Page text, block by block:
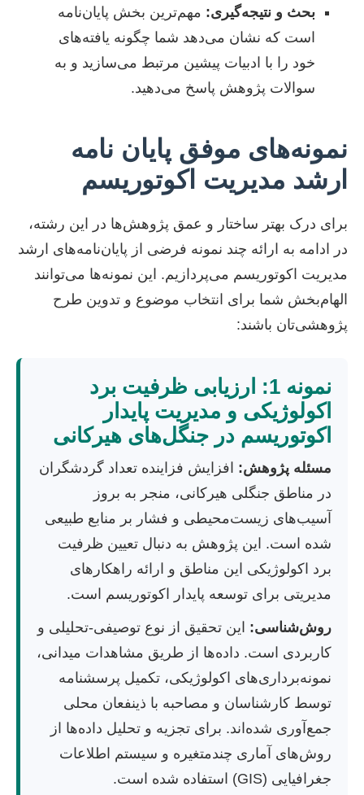
بحث و نتیجه‌گیری: مهم‌ترین بخش پایان‌نامه
است که نشان می‌دهد شما چگونه یافته‌های
خود را با ادبیات پیشین مرتبط می‌سازید و به
سوالات پژوهش پاسخ می‌دهید.
نمونه‌های موفق پایان نامه
ارشد مدیریت اکوتوریسم
برای درک بهتر ساختار و عمق پژوهش‌ها در این رشته،
در ادامه به ارائه چند نمونه فرضی از پایان‌نامه‌های ارشد
مدیریت اکوتوریسم می‌پردازیم. این نمونه‌ها می‌توانند
الهام‌بخش شما برای انتخاب موضوع و تدوین طرح
پژوهشی‌تان باشند:
نمونه 1: ارزیابی ظرفیت برد
اکولوژیکی و مدیریت پایدار
اکوتوریسم در جنگل‌های هیرکانی
مسئله پژوهش: افزایش فزاینده تعداد گردشگران
در مناطق جنگلی هیرکانی، منجر به بروز
آسیب‌های زیست‌محیطی و فشار بر منابع طبیعی
شده است. این پژوهش به دنبال تعیین ظرفیت
برد اکولوژیکی این مناطق و ارائه راهکارهای
مدیریتی برای توسعه پایدار اکوتوریسم است.
روش‌شناسی: این تحقیق از نوع توصیفی-تحلیلی و
کاربردی است. داده‌ها از طریق مشاهدات میدانی،
نمونه‌برداری‌های اکولوژیکی، تکمیل پرسشنامه
توسط کارشناسان و مصاحبه با ذینفعان محلی
جمع‌آوری شده‌اند. برای تجزیه و تحلیل داده‌ها از
روش‌های آماری چندمتغیره و سیستم اطلاعات
جغرافیایی (GIS) استفاده شده است.